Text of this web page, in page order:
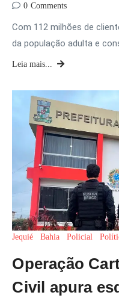
0 Comments
Com 112 milhões de
da população adulta e
Leia mais...
Jequié Bahia Policial
Operação
Civil apura